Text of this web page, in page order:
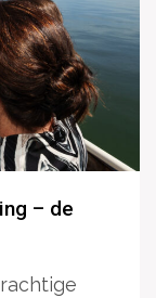
– de